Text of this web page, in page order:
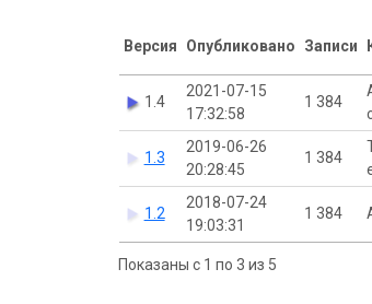
Версия Опубликовано Записи
1.4
2021-07-15
17:32:58
1 384
1.3
2019-06-26
20:28:45
1 384
1.2
2018-07-24
19:03:31
1 384
Показаны с 1 по 3 из 5